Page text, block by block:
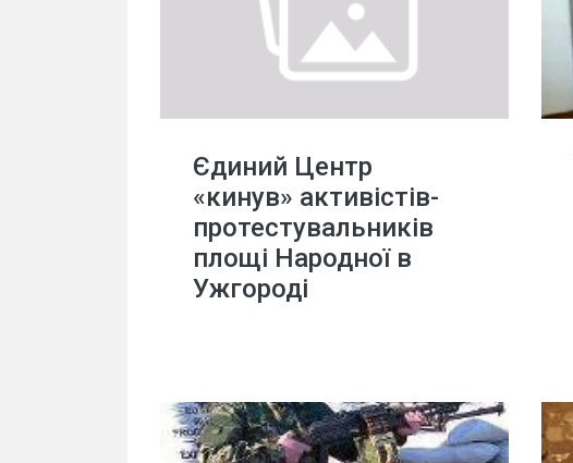
Єдиний Центр
«кинув» активістів-
протестувальників
площі Народної в
Ужгороді